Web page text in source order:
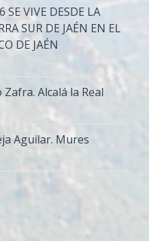
SE VIVE DESDE LA
SUR DE JAÉN EN EL
DE JAÉN
Zafra. Alcalá la Real
Aguilar. Mures